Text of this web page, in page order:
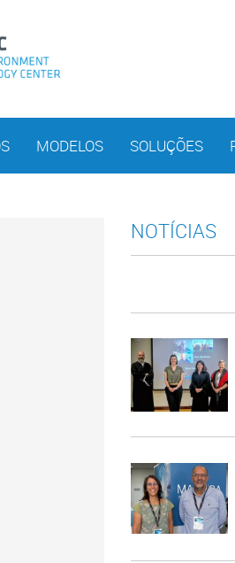
MODELOS SOLUÇÕES
NOTÍCIAS